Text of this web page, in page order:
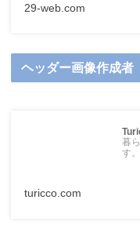
29-web.com
ヘッダー画像作成
暮
す。
turicco.com